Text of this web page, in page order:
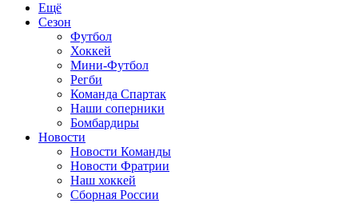
Ещё
Сезон
Футбол
Хоккей
Мини-Футбол
Регби
Команда Спартак
Наши соперники
Бомбардиры
Новости
Новости Команды
Новости Фратрии
Наш хоккей
Сборная России